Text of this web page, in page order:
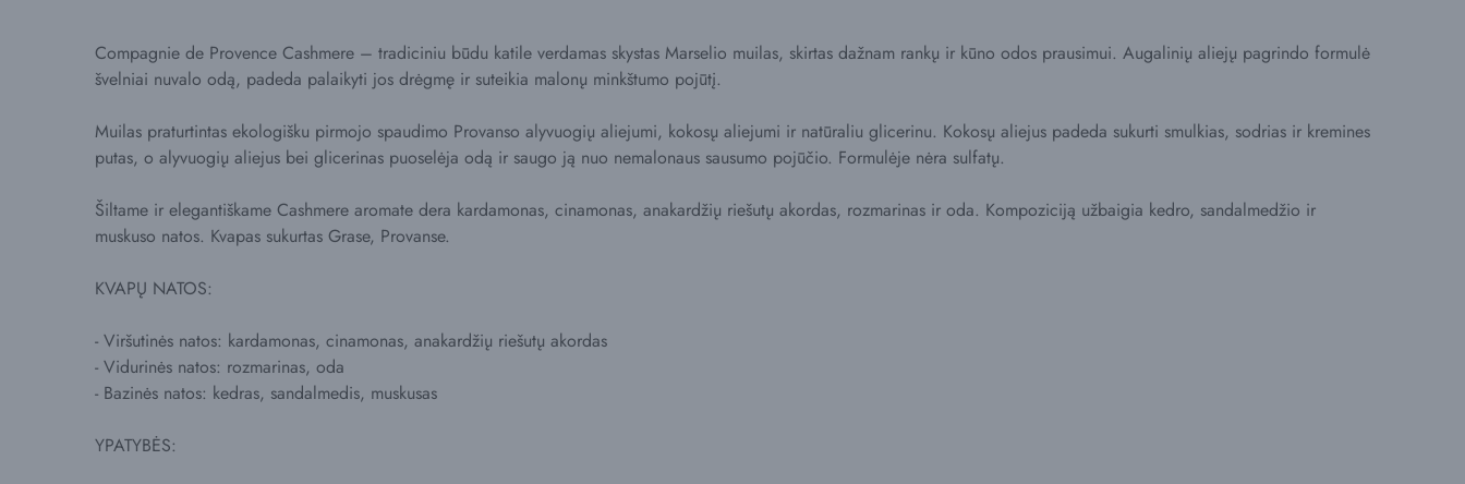
Compagnie de Provence Cashmere – tradiciniu būdu katile verdamas skystas Marselio muilas, skirtas dažnam rankų ir kūno odos prausimui. Augalinių aliejų pagrindo formulė
švelniai nuvalo odą, padeda palaikyti jos drėgmę ir suteikia malonų minkštumo pojūtį.
Muilas praturtintas ekologišku pirmojo spaudimo Provanso alyvuogių aliejumi, kokosų aliejumi ir natūraliu glicerinu. Kokosų aliejus padeda sukurti smulkias, sodrias ir kremines
putas, o alyvuogių aliejus bei glicerinas puoselėja odą ir saugo ją nuo nemalonaus sausumo pojūčio. Formulėje nėra sulfatų.
Šiltame ir elegantiškame Cashmere aromate dera kardamonas, cinamonas, anakardžių riešutų akordas, rozmarinas ir oda. Kompoziciją užbaigia kedro, sandalmedžio ir
muskuso natos. Kvapas sukurtas Grase, Provanse.
KVAPŲ NATOS:
- Viršutinės natos: kardamonas, cinamonas, anakardžių riešutų akordas
- Vidurinės natos: rozmarinas, oda
- Bazinės natos: kedras, sandalmedis, muskusas
YPATYBĖS: